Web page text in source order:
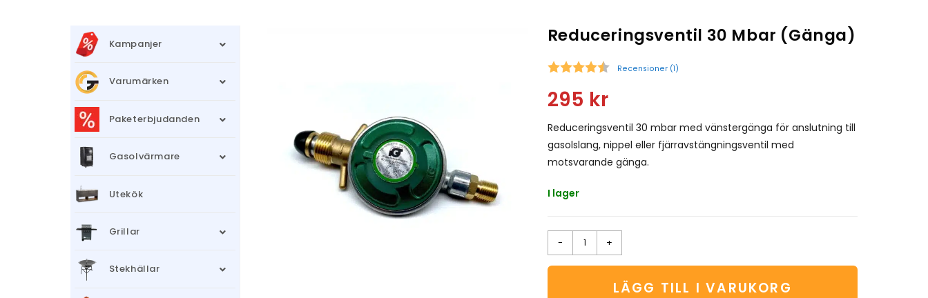
Reduceringsventil 30 Mbar (gänga)
Recensioner (1)
295 kr
Reduceringsventil 30 mbar med vänstergänga för anslutning till
gasolslang, nippel eller fjärravstängningsventil med
motsvarande gänga.
I lager
- +
LÄGG TILL I VARUKORG
Kampanjer
Varumärken
Paketerbjudanden
Gasolvärmare
Utekök
Grillar
Stekhällar